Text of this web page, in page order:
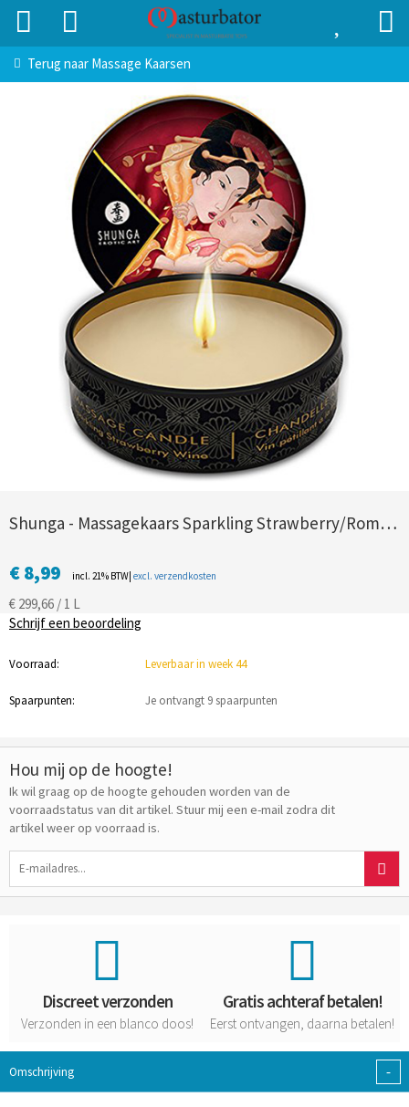
Terug naar Massage Kaarsen
Shunga - Massagekaars Sparkling Strawberry/Romance 30ml
€ 8,99 incl. 21% BTW| excl. verzendkosten
€ 299,66 / 1 L
Schrijf een beoordeling
Voorraad: Leverbaar in week 44
Spaarpunten: Je ontvangt 9 spaarpunten
Hou mij op de hoogte!
Ik wil graag op de hoogte gehouden worden van de
voorraadstatus van dit artikel. Stuur mij een e-mail zodra dit
artikel weer op voorraad is.
Discreet verzonden
Verzonden in een blanco doos!
Gratis achteraf betalen!
Eerst ontvangen, daarna betalen!
Omschrijving -